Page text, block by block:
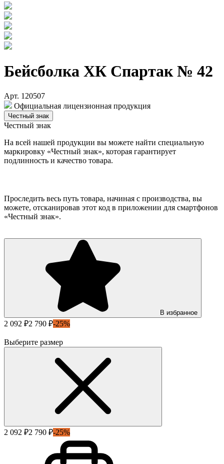
Бейсболка ХК Спартак № 42
Арт. 120507
Официальная лицензионная продукция
Честный знак
Честный знак
На всей нашей продукции вы можете найти специальную
маркировку «Честный знак», которая гарантирует
подлинность и качество товара.
Проследить весь путь товара, начиная с производства, вы
можете, отсканировав этот код в приложении для смартфонов
«Честный знак».
В избранное
2 092 ₽2 790 ₽-25%
Выберите размер
2 092 ₽2 790 ₽-25%